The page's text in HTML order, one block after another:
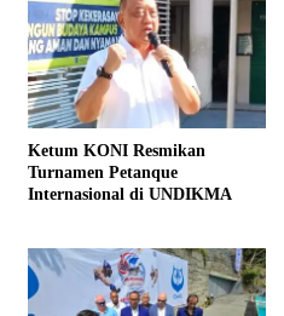
Ketum KONI Resmikan
Turnamen Petanque
Internasional di UNDIKMA